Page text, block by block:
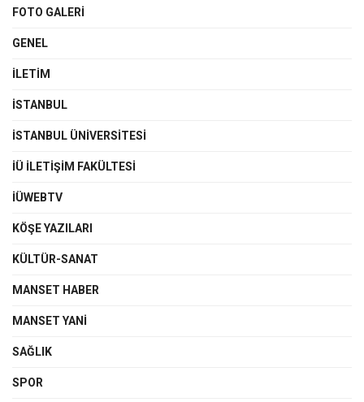
FOTO GALERI
GENEL
İLETIM
İSTANBUL
İSTANBUL ÜNIVERSITESI
İÜ İLETIŞIM FAKÜLTESI
İÜWEBTV
KÖŞE YAZILARI
KÜLTÜR-SANAT
MANSET HABER
MANSET YANI
SAĞLIK
SPOR